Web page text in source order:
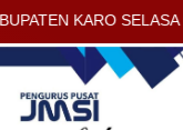
SELASA 04